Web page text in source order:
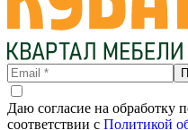
Даю согласие на обработку
соответствии с Политикой